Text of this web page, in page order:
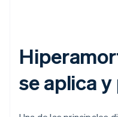
se aplica